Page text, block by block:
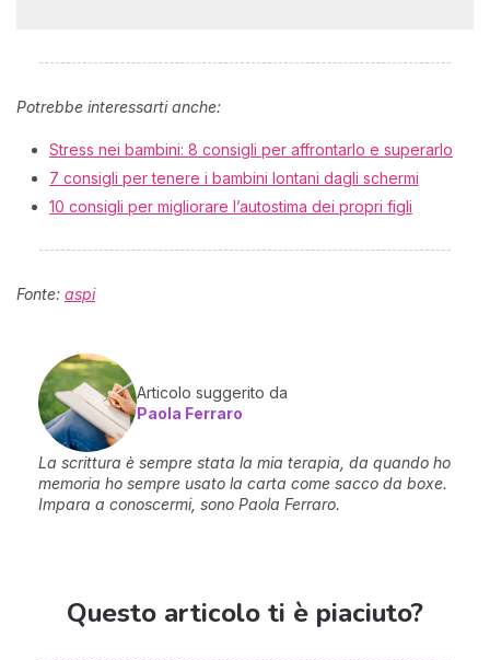
Potrebbe interessarti anche:
Stress nei bambini: 8 consigli per affrontarlo e superarlo
7 consigli per tenere i bambini lontani dagli schermi
10 consigli per migliorare l’autostima dei propri figli
Fonte: aspi
Articolo suggerito da
Paola Ferraro
La scrittura è sempre stata la mia terapia, da quando ho
memoria ho sempre usato la carta come sacco da boxe.
Impara a conoscermi, sono Paola Ferraro.
Questo articolo ti è piaciuto?